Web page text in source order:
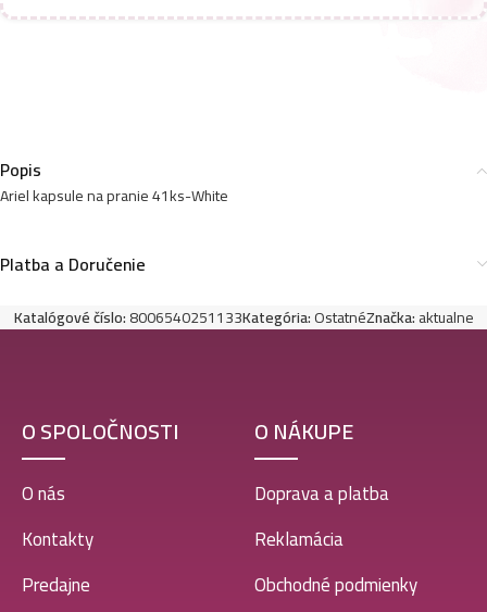
Popis
Ariel kapsule na pranie 41ks-White
Platba a Doručenie
Katalógové číslo:8006540251133Kategória:OstatnéZnačka:aktualne
O SPOLOČNOSTI
O nás
Kontakty
Predajne
O NÁKUPE
Doprava a platba
Reklamácia
Obchodné podmienky